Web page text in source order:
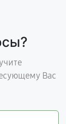
Вас